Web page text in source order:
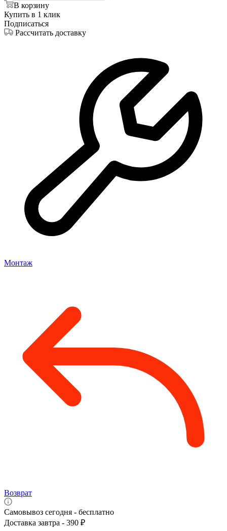
В корзину
Купить в 1 клик
Подписаться
Рассчитать доставку
Монтаж
Возврат
Самовывоз сегодня - бесплатно
Доставка завтра - 390 ₽